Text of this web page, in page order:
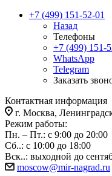
+7 (499) 151-52-01
Назад
Телефоны
+7 (499) 151-
WhatsApp
Telegram
Заказать
Контактная информация
г. Москва,
Режим работы:
Пн. – Пт.: с 9:00 до 20:00
Сб..: с 10:00 до 18:00
Вск..: выходной до
moscow@mir-nagrad.ru